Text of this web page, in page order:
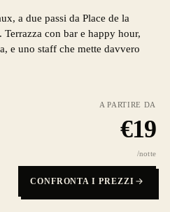
a due passi da Place de la
con bar e happy hour,
e uno staff che mette davvero
A PARTIRE DA
€19
/notte
CONFRONTA I PREZZI